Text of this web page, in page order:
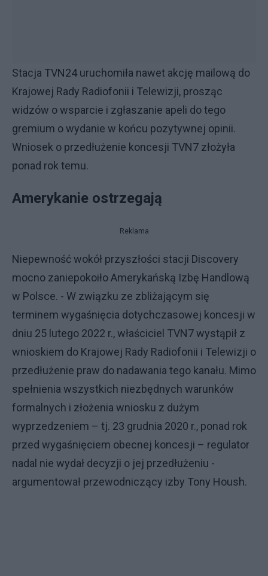
Stacja TVN24 uruchomiła nawet akcję mailową do
Krajowej Rady Radiofonii i Telewizji, prosząc
widzów o wsparcie i zgłaszanie apeli do tego
gremium o wydanie w końcu pozytywnej opinii.
Wniosek o przedłużenie koncesji TVN7 złożyła
ponad rok temu.
Amerykanie ostrzegają
Reklama
Niepewność wokół przyszłości stacji Discovery
mocno zaniepokoiło Amerykańską Izbę Handlową
w Polsce. - W związku ze zbliżającym się
terminem wygaśnięcia dotychczasowej koncesji w
dniu 25 lutego 2022 r., właściciel TVN7 wystąpił z
wnioskiem do Krajowej Rady Radiofonii i Telewizji o
przedłużenie praw do nadawania tego kanału. Mimo
spełnienia wszystkich niezbędnych warunków
formalnych i złożenia wniosku z dużym
wyprzedzeniem – tj. 23 grudnia 2020 r., ponad rok
przed wygaśnięciem obecnej koncesji – regulator
nadal nie wydał decyzji o jej przedłużeniu -
argumentował przewodniczący izby Tony Housh.